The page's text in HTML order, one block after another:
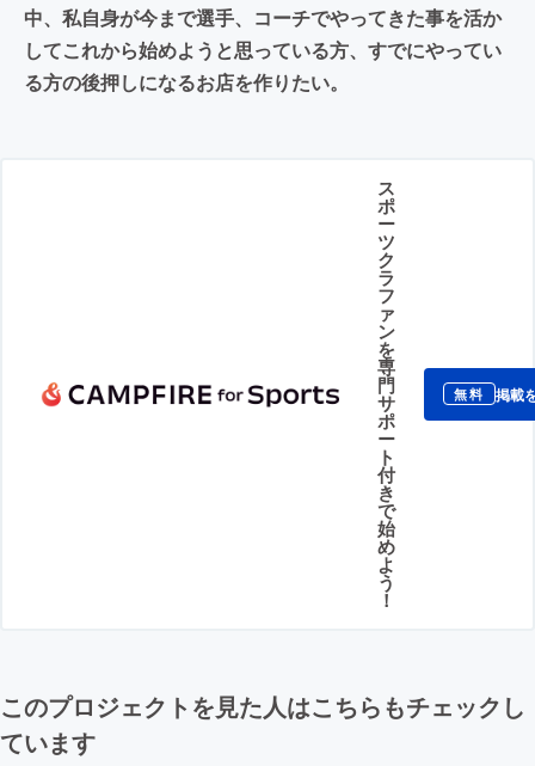
中、私自身が今まで選手、コーチでやってきた事を活か
してこれから始めようと思っている方、すでにやってい
る方の後押しになるお店を作りたい。
ス
ポ
ー
ツ
ク
ラ
フ
ァ
ン
を
専
門
サ
ポ
ー
ト
付
き
で
始
め
よ
う
！
無料 掲載
このプロジェクトを見た人はこちらもチェックし
ています